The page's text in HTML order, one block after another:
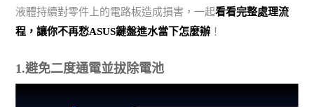
液體持續對零件上的電路板造成損害，一起看看完整處理流
程，讓你不再愁ASUS鍵盤進水當下怎麼辦 ！
1.避免二度通電並拔除電池